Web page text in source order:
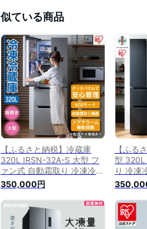
似ている商品
【ふるさと納税】冷蔵庫
320L IRSN-32A-S 大型 フ
ァン式 自動霜取り 冷凍冷蔵
庫 冷凍庫 フレンチドア 大
容量 冷蔵保存 冷凍保存 家
族 まとめ買い 省エネ アイ
リスオーヤマ 【冷蔵 保
存】
350,000円
【ふる
型 320L
り 冷凍
冷凍冷
ドア 大
保存 家
一人暮ら